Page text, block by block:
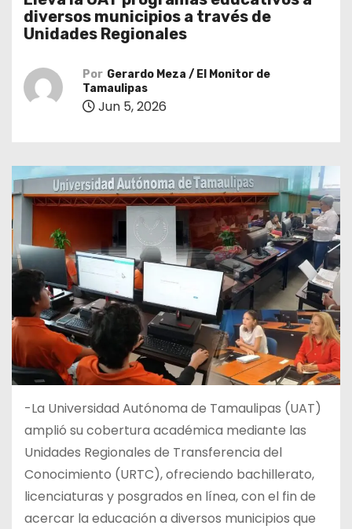
diversos municipios a través de
Unidades Regionales
Por Gerardo Meza / El Monitor de
Tamaulipas
Jun 5, 2026
-La Universidad Autónoma de Tamaulipas (UAT)
amplió su cobertura académica mediante las
Unidades Regionales de Transferencia del
Conocimiento (URTC), ofreciendo bachillerato,
licenciaturas y posgrados en línea, con el fin de
acercar la educación a diversos municipios que